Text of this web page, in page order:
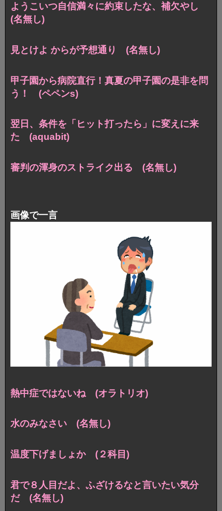
ようこいつ自信満々に約束したな、補欠やし
(名無し)
見とけよ からが予想通り (名無し)
甲子園から病院直行！真夏の甲子園の是非を問
う！ (ペペンs)
翌日、条件を「ヒット打ったら」に変えに来
た (aquabit)
審判の渾身のストライク出る (名無し)
画像で一言
熱中症ではないね (オラトリオ)
水のみなさい (名無し)
温度下げましょか (２科目)
君で８人目だよ、ふざけるなと言いたい気分
だ (名無し)